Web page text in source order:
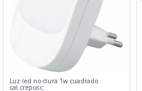
Luz led noctura 1w cuadrado
cal.crepusc.